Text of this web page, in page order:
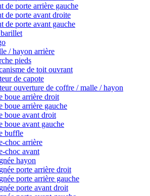
de porte arrière gauche
de porte avant droite
de porte avant gauche
/ hayon arrière
pieds
de toit ouvrant
de capote
ouverture de coffre / malle / hayon
boue arrière droit
boue arrière gauche
boue avant droit
boue avant gauche
buffle
choc arrière
choc avant
hayon
porte arrière droit
porte arrière gauche
porte avant droit